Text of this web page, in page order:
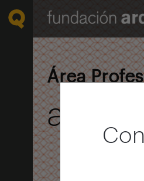
Área
arquia